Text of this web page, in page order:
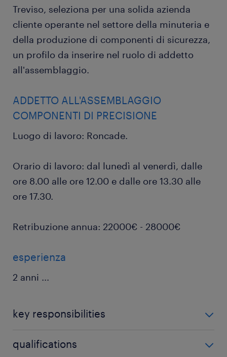
Treviso, seleziona per una solida azienda
cliente operante nel settore della minuteria e
della produzione di componenti di sicurezza,
un profilo da inserire nel ruolo di addetto
all'assemblaggio.
ADDETTO ALL'ASSEMBLAGGIO
COMPONENTI DI PRECISIONE
Luogo di lavoro: Roncade.
Orario di lavoro: dal lunedì al venerdì, dalle
ore 8.00 alle ore 12.00 e dalle ore 13.30 alle
ore 17.30.
Retribuzione annua: 22000€ - 28000€
esperienza
2 anni ...
key responsibilities
Di cosa ti occuperai?
qualifications